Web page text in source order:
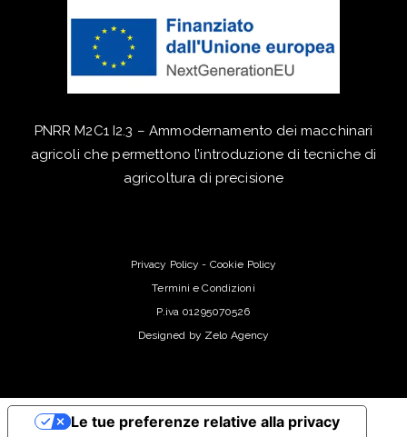
PNRR M2C1 I2.3 – Ammodernamento dei macchinari
agricoli che permettono l’introduzione di tecniche di
agricoltura di precisione
Privacy Policy - Cookie Policy
Termini e Condizioni
P.iva 01295070526
Designed by Zelo Agency
Le tue preferenze relative alla privacy